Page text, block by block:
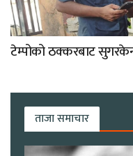
टेम्पोको ठक्करबाट
ताजा समाचार